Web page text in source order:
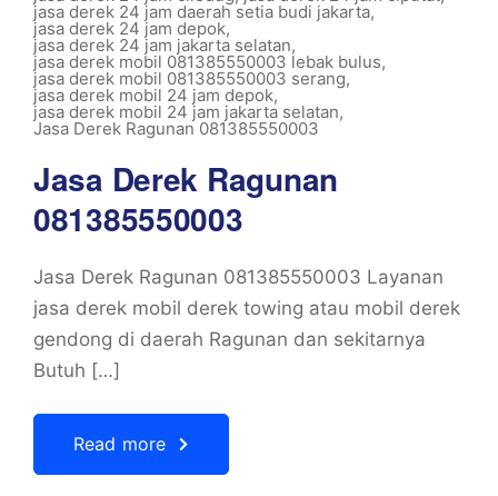
jasa derek 24 jam daerah setia budi jakarta,
jasa derek 24 jam depok,
jasa derek 24 jam jakarta selatan,
jasa derek mobil 081385550003 lebak bulus,
jasa derek mobil 081385550003 serang,
jasa derek mobil 24 jam depok,
jasa derek mobil 24 jam jakarta selatan,
Jasa Derek Ragunan 081385550003
Jasa Derek Ragunan
081385550003
Jasa Derek Ragunan 081385550003 Layanan
jasa derek mobil derek towing atau mobil derek
gendong di daerah Ragunan dan sekitarnya
Butuh […]
Read more